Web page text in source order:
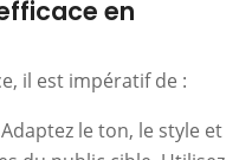
en
il est impératif de :
le ton, le style et